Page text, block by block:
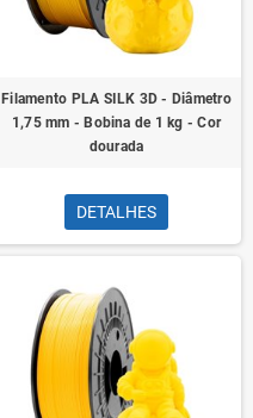
Filamento PLA SILK 3D - Diâmetro
1,75 mm - Bobina de 1 kg - Cor
dourada
DETALHES